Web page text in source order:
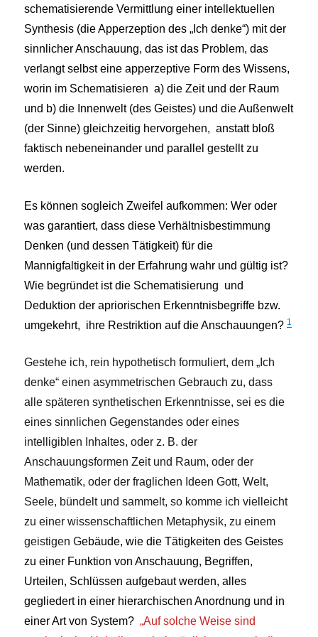
schematisierende Vermittlung einer intellektuellen
Synthesis (die Apperzeption des „Ich denke“) mit der
sinnlicher Anschauung, das ist das Problem, das
verlangt selbst eine apperzeptive Form des Wissens,
worin im Schematisieren a) die Zeit und der Raum
und b) die Innenwelt (des Geistes) und die Außenwelt
(der Sinne) gleichzeitig hervorgehen, anstatt bloß
faktisch nebeneinander und parallel gestellt zu
werden.
Es können sogleich Zweifel aufkommen: Wer oder
was garantiert, dass diese Verhältnisbestimmung
Denken (und dessen Tätigkeit) für die
Mannigfaltigkeit in der Erfahrung wahr und gültig ist?
Wie begründet ist die Schematisierung und
Deduktion der apriorischen Erkenntnisbegriffe bzw.
umgekehrt, ihre Restriktion auf die Anschauungen?1
Gestehe ich, rein hypothetisch formuliert, dem „Ich
denke“ einen asymmetrischen Gebrauch zu, dass
alle späteren synthetischen Erkenntnisse, sei es die
eines sinnlichen Gegenstandes oder eines
intelligiblen Inhaltes, oder z. B. der
Anschauungsformen Zeit und Raum, oder der
Mathematik, oder der fraglichen Ideen Gott, Welt,
Seele, bündelt und sammelt, so komme ich vielleicht
zu einer wissenschaftlichen Metaphysik, zu einem
geistigen Gebäude, wie die Tätigkeiten des Geistes
zu einer Funktion von Anschauung, Begriffen,
Urteilen, Schlüssen aufgebaut werden, alles
gegliedert in einer hierarchischen Anordnung und in
einer Art von System?„Auf solche Weise sind